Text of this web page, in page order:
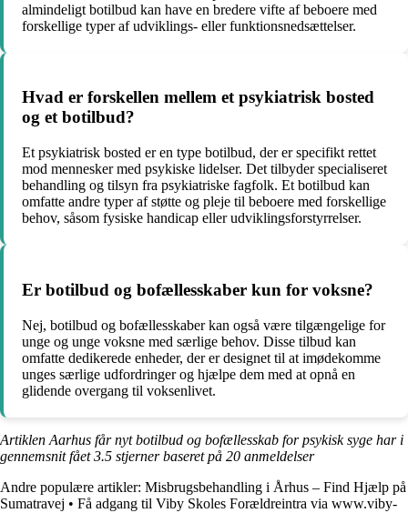
almindeligt botilbud kan have en bredere vifte af beboere med
forskellige typer af udviklings- eller funktionsnedsættelser.
Hvad er forskellen mellem et psykiatrisk bosted
og et botilbud?
Et psykiatrisk bosted er en type botilbud, der er specifikt rettet
mod mennesker med psykiske lidelser. Det tilbyder specialiseret
behandling og tilsyn fra psykiatriske fagfolk. Et botilbud kan
omfatte andre typer af støtte og pleje til beboere med forskellige
behov, såsom fysiske handicap eller udviklingsforstyrrelser.
Er botilbud og bofællesskaber kun for voksne?
Nej, botilbud og bofællesskaber kan også være tilgængelige for
unge og unge voksne med særlige behov. Disse tilbud kan
omfatte dedikerede enheder, der er designet til at imødekomme
unges særlige udfordringer og hjælpe dem med at opnå en
glidende overgang til voksenlivet.
Artiklen Aarhus får nyt botilbud og bofællesskab for psykisk syge har i
gennemsnit fået3.5 stjerner baseret på 20 anmeldelser
Andre populære artikler: Misbrugsbehandling i Århus – Find Hjælp på
Sumatravej • Få adgang til Viby Skoles Forældreintra via www.viby-